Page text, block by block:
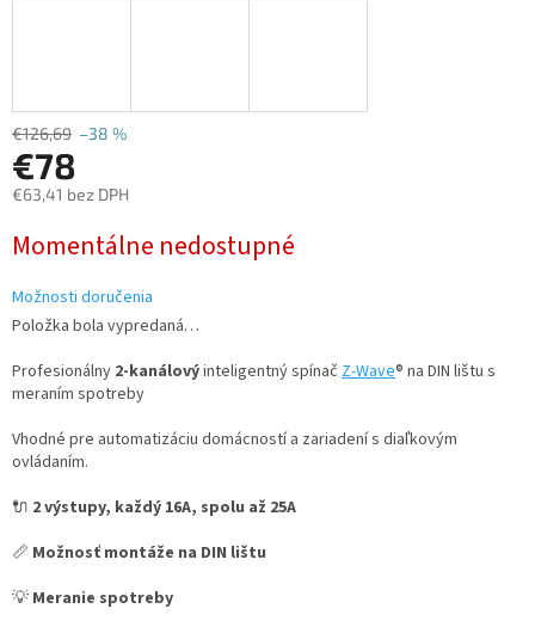
€126,69 –38 %
€78
€63,41 bez DPH
cena:
Momentálne nedostupné
Možnosti doručenia
Položka bola vypredaná…
Profesionálny 2-kanálovýinteligentný spínač Z-Wave® na DIN lištu s
meraním spotreby
Vhodné pre automatizáciu domácností a zariadení s diaľkovým
ovládaním.
🔌 2 výstupy, každý 16A, spolu až 25A
📏 Možnosť montáže na DIN lištu
💡 Meranie spotreby